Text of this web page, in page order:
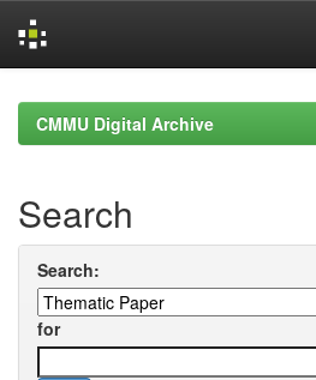
navigationCMMU Digital Archive
Search
Search:
for